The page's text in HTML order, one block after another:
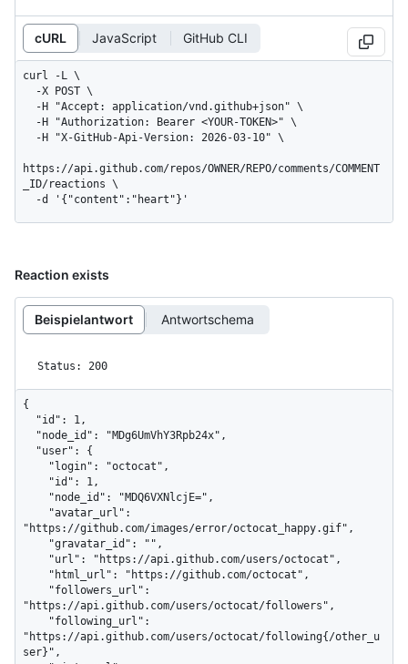
cURL JavaScript GitHub CLI
curl -L \
https://api.github.com/repos/OWNER/REPO/comments/COMMENT
_ID/reactions \
  -d '{"content":"heart"}'
Reaction exists
Beispielantwort Antwortschema
Status: 200
{
"https://github.com/images/error/octocat_happy.gif",
"https://api.github.com/users/octocat/followers",
"https://api.github.com/users/octocat/following{/other_u
ser}",